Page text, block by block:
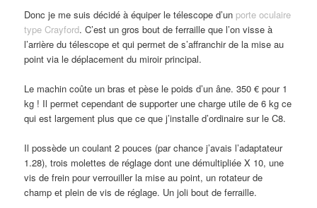
Donc je me suis décidé à équiper le télescope d’un porte oculaire
type Crayford. C’est un gros bout de ferraille que l’on visse à
l’arrière du télescope et qui permet de s’affranchir de la mise au
point via le déplacement du miroir principal.
Le machin coûte un bras et pèse le poids d’un âne. 350 € pour 1
kg ! Il permet cependant de supporter une charge utile de 6 kg ce
qui est largement plus que ce que j’installe d’ordinaire sur le C8.
Il possède un coulant 2 pouces (par chance j’avais l’adaptateur
1.28), trois molettes de réglage dont une démultipliée X 10, une
vis de frein pour verrouiller la mise au point, un rotateur de
champ et plein de vis de réglage. Un joli bout de ferraille.